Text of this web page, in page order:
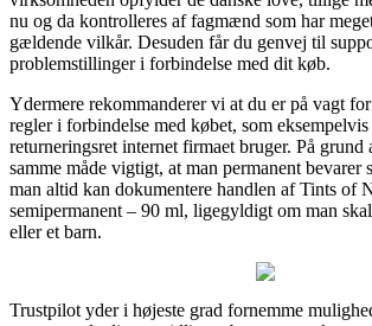
nu og da kontrolleres af fagmænd som har
gældende vilkår. Desuden får du genvej til
problemstillinger i forbindelse med dit køb.
Ydermere rekommanderer vi at du er på vagt
regler i forbindelse med købet, som
returneringsret internet firmaet bruger. På grund
samme måde vigtigt, at man permanent bevarer
man altid kan dokumentere handlen af Tints of
semipermanent – 90 ml, ligegyldigt om man
eller et barn.
Trustpilot yder i højeste grad fornemme